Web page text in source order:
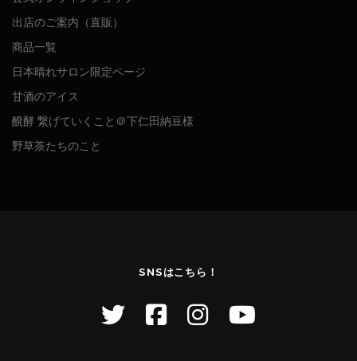
出店のご案内（直販）
商品一覧
日本晴れサロン限定ページ
甘酒のアイス
醗酵 繋げていくこと＠下仁田納豆様
野草茶たちのこと
SNSはこちら！